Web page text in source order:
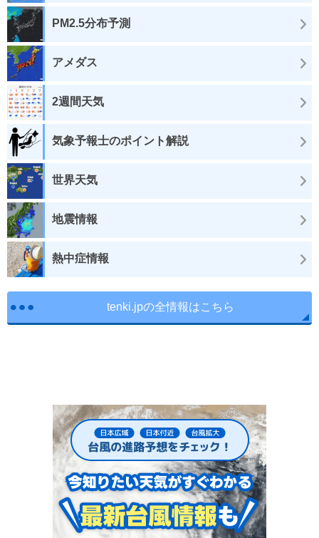
PM2.5分布予測
アメダス
2週間天気
気象予報士のポイント解説
世界天気
地震情報
熱中症情報
tenki.jpの全情報はこちら